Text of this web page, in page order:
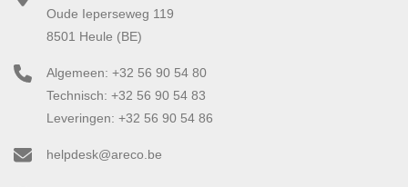
Oude Ieperseweg 119
8501 Heule (BE)
Algemeen: +32 56 90 54 80
Technisch: +32 56 90 54 83
Leveringen: +32 56 90 54 86
helpdesk@areco.be